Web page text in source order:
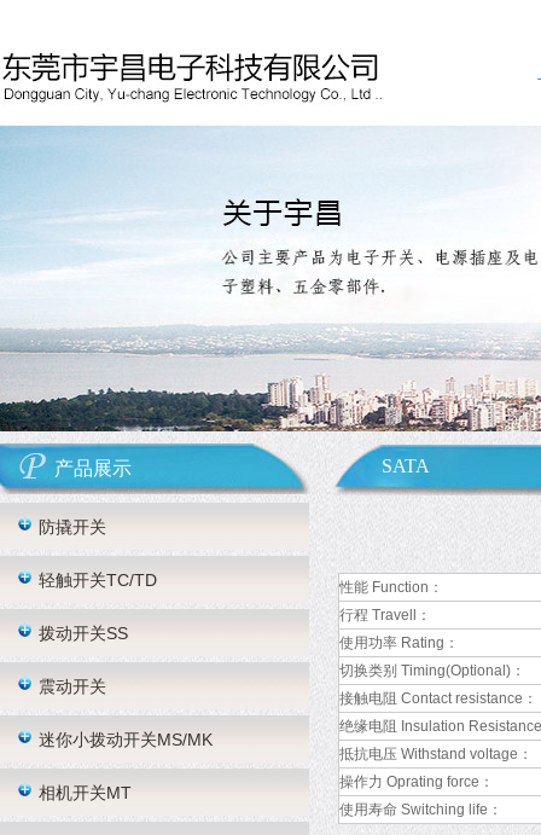
产品展示
防撬开关
轻触开关TC/TD
拨动开关SS
震动开关
迷你小拨动开关MS/MK
相机开关MT
SATA
性能 Function：
行程 Travell：
使用功率 Rating：
切换类别 Timing(Optional)：
接触电阻 Contact resistance：
绝缘电阻 Insulation
抵抗电压 Withstand voltage：
操作力 Oprating force：
使用寿命 Switching life：